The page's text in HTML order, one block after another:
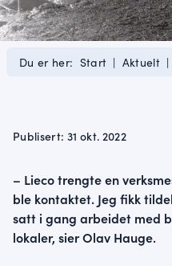
Du er her: Start | Aktuelt |
Publisert: 31 okt. 2022
– Lieco trengte en
ble kontaktet. Jeg fikk
satt i gang arbeidet med
lokaler, sier Olav Hauge.